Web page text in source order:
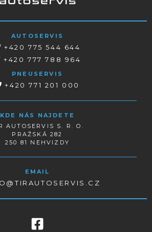
AUTOSERVIS
+420 775 544 644
+420 777 788 964
PNEUSERVIS
+420 771 201 000
KDE NÁS NAJDETE
AUTOSERVIS S. R. O.
PRAŽSKÁ 282
250 81 NEHVIZDY
EMAIL